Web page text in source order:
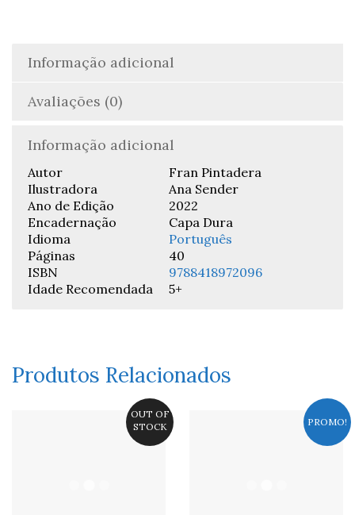
Informação adicional
Avaliações (0)
Informação adicional
Autor
Fran Pintadera
Ilustradora
Ana Sender
Ano de Edição
2022
Encadernação
Capa Dura
Idioma
Português
Páginas
40
ISBN
9788418972096
Idade Recomendada
5+
Produtos Relacionados
OUT OF
STOCK
PROMO!